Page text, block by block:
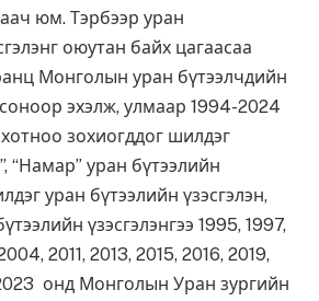
юм. Тэрбээр уран
оюутан байх цагаасаа
Монголын уран бүтээлчдийн
эхэлж, улмаар 1994-2024
зохиогддог шилдэг
“Намар” уран бүтээлийн
уран бүтээлийн үзэсгэлэн,
үзэсгэлэнгээ 1995, 1997,
2011, 2013, 2015, 2016, 2019,
онд Монголын Уран зургийн